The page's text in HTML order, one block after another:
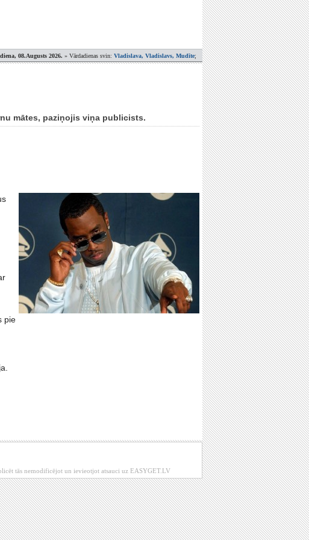
08.Augusts 2026. » Vārdadienas svin: Vladislava, Vladislavs, Mudīte;
mātes, paziņojis viņa publicists.
pie
tās nemodificējot un ievieotjot atsauci uz EASYGET.LV